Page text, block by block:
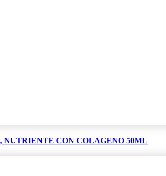
CON COLAGENO 50ML